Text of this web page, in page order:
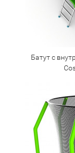
Батут с